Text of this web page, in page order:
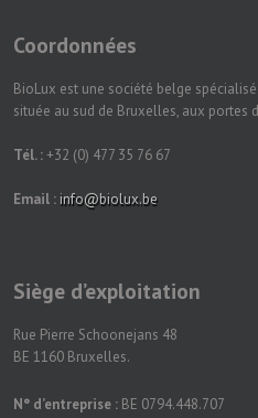
Coordonnées
BioLux est une société belge
située au sud de Bruxelles, aux
Tél. :+32 (0) 477 35 76 67
Email : info@biolux.be
Siège d’exploitation
Rue Pierre Schoonejans 48
BE 1160 Bruxelles.
N° d’entreprise : BE 0794.448.707